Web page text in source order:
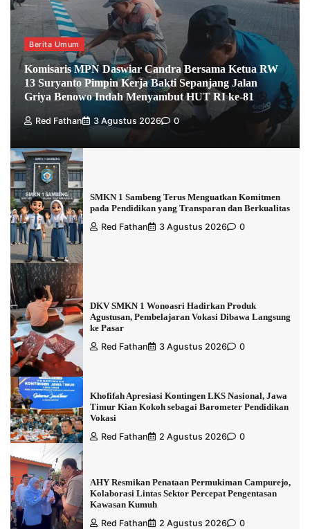
Berita Umum
Komisaris MPN Daswiar Candra Bersama Ketua RW
13 Suryanto Pimpin Kerja Bakti Sepanjang Jalan
Griya Benowo Indah Menyambut HUT RI ke-81
Red Fathan 3 Agustus 2026 0
SMKN 1 Sambeng Terus Menguatkan Komitmen
pada Pendidikan yang Transparan dan Berkualitas
Red Fathan
3 Agustus 2026 0
DKV SMKN 1 Wonoasri Hadirkan Produk
Agustusan, Pembelajaran Vokasi Dibawa Langsung
ke Pasar
Red Fathan
3 Agustus 2026 0
Khofifah Apresiasi Kontingen LKS Nasional, Jawa
Timur Kian Kokoh sebagai Barometer Pendidikan
Vokasi
Red Fathan
2 Agustus 2026 0
AHY Resmikan Penataan Permukiman Campurejo,
Kolaborasi Lintas Sektor Percepat Pengentasan
Kawasan Kumuh
Red Fathan
2 Agustus 2026 0